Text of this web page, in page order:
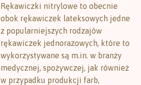
Rękawiczki nitrylowe to obecnie
obok rękawiczek lateksowych jedne
z popularniejszych rodzajów
rękawiczek jednorazowych, które to
wykorzystywane są m.in. w branży
medycznej, spożywczej, jak również
w przypadku produkcji farb,